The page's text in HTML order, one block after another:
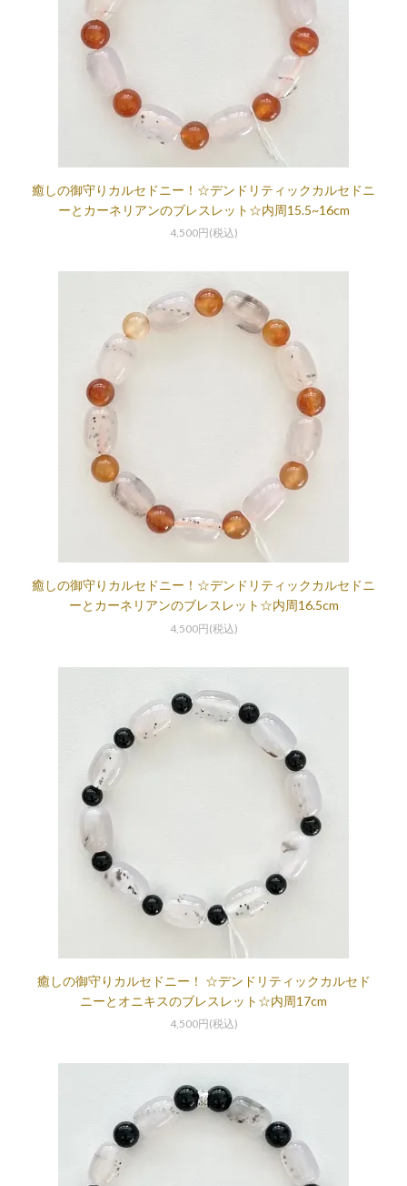
癒しの御守りカルセドニー！☆デンドリティックカルセドニ
ーとカーネリアンのブレスレット☆内周15.5~16cm
4,500円(税込)
癒しの御守りカルセドニー！☆デンドリティックカルセドニ
ーとカーネリアンのブレスレット☆内周16.5cm
4,500円(税込)
癒しの御守りカルセドニー！ ☆デンドリティックカルセド
ニーとオニキスのブレスレット☆内周17cm
4,500円(税込)